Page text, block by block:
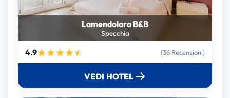
Lamendolara B&B
Specchia
4.9 (36 Recensioni)
VEDI HOTEL